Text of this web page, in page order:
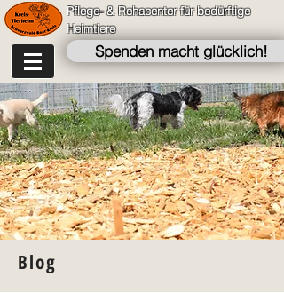
Pflege- & Rehacenter für bedürftige
Heimtiere
Spenden macht glücklich!
Blog